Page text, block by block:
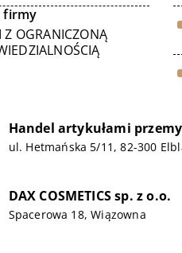
firmy
Z OGRANICZONĄ
Handel artykułami
ul. Hetmańska 5/11, 82-300
DAX COSMETICS sp. z o.o.
Spacerowa 18, Wiązowna